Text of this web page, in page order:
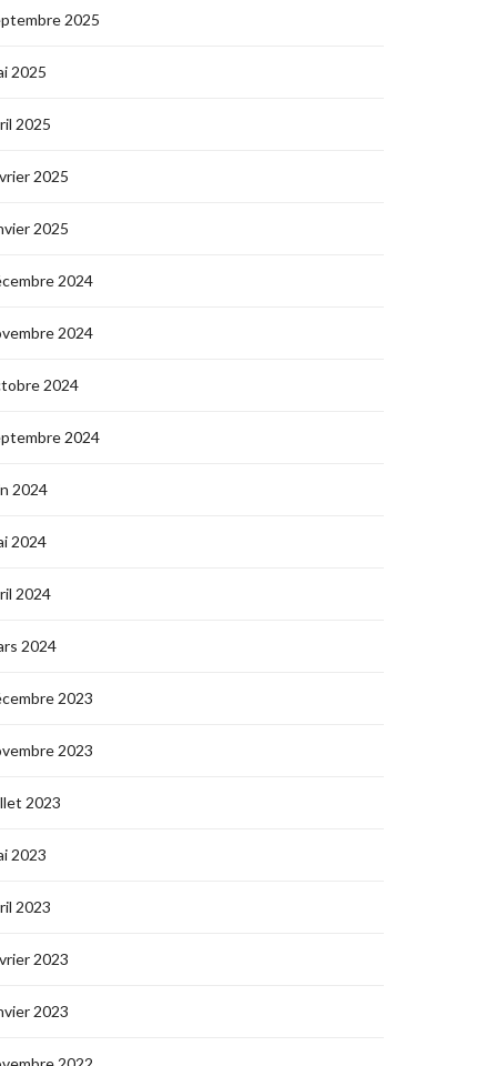
2025
2025
2025
2025
2025
2024
2024
2024
2024
2024
2024
2024
2024
2023
2023
2023
2023
2023
2023
2023